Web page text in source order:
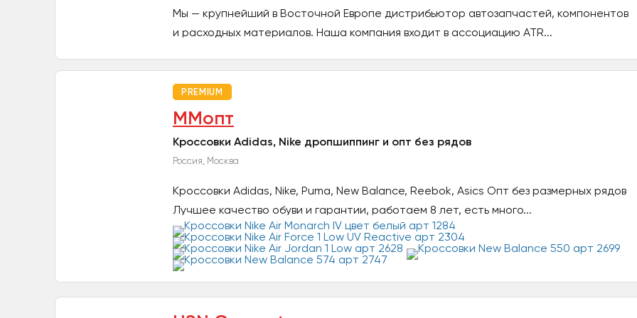
Мы — крупнейший в Восточной Европе дистрибьютор автозапчастей, компонентов
и расходных материалов. Наша компания входит в ассоциацию ATR...
PREMIUM
ММопт
Кроссовки Adidas, Nike дропшиппинг и опт без рядов
Россия, Москва
Кроссовки Adidas, Nike, Puma, New Balance, Reebok, Asics Опт без размерных рядов
Лучшее качество обуви и гарантии, работаем 8 лет, есть много...